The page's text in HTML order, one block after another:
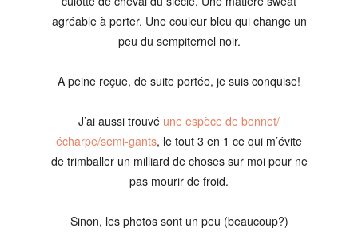
agréable à porter. Une couleur bleu qui change un
peu du sempiternel noir.
A peine reçue, de suite portée, je suis conquise!
J’ai aussi trouvé une espèce de bonnet/
écharpe/semi-gants, le tout 3 en 1 ce qui m’évite
de trimballer un milliard de choses sur moi pour ne
pas mourir de froid.
Sinon, les photos sont un peu (beaucoup?)